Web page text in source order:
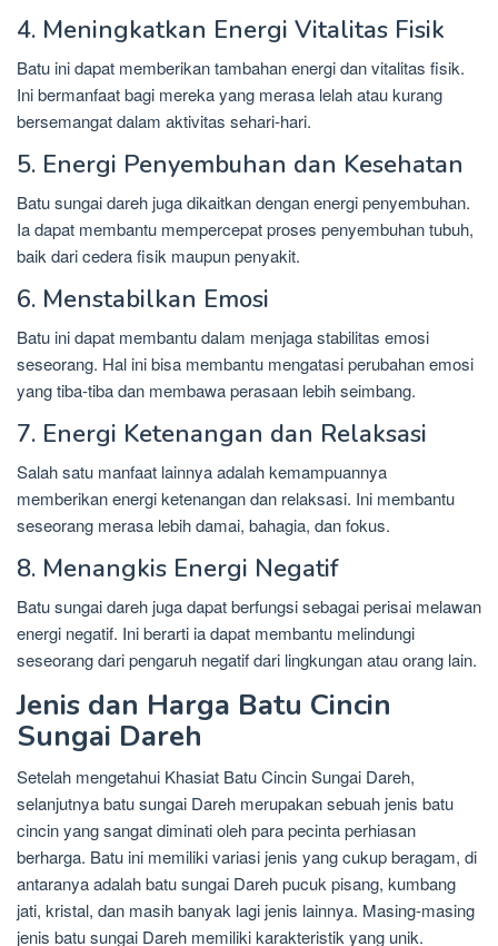
4. Meningkatkan Energi Vitalitas Fisik
Batu ini dapat memberikan tambahan energi dan vitalitas fisik.
Ini bermanfaat bagi mereka yang merasa lelah atau kurang
bersemangat dalam aktivitas sehari-hari.
5. Energi Penyembuhan dan Kesehatan
Batu sungai dareh juga dikaitkan dengan energi penyembuhan.
Ia dapat membantu mempercepat proses penyembuhan tubuh,
baik dari cedera fisik maupun penyakit.
6. Menstabilkan Emosi
Batu ini dapat membantu dalam menjaga stabilitas emosi
seseorang. Hal ini bisa membantu mengatasi perubahan emosi
yang tiba-tiba dan membawa perasaan lebih seimbang.
7. Energi Ketenangan dan Relaksasi
Salah satu manfaat lainnya adalah kemampuannya
memberikan energi ketenangan dan relaksasi. Ini membantu
seseorang merasa lebih damai, bahagia, dan fokus.
8. Menangkis Energi Negatif
Batu sungai dareh juga dapat berfungsi sebagai perisai melawan
energi negatif. Ini berarti ia dapat membantu melindungi
seseorang dari pengaruh negatif dari lingkungan atau orang lain.
Jenis dan Harga Batu Cincin
Sungai Dareh
Setelah mengetahui Khasiat Batu Cincin Sungai Dareh,
selanjutnya batu sungai Dareh merupakan sebuah jenis batu
cincin yang sangat diminati oleh para pecinta perhiasan
berharga. Batu ini memiliki variasi jenis yang cukup beragam, di
antaranya adalah batu sungai Dareh pucuk pisang, kumbang
jati, kristal, dan masih banyak lagi jenis lainnya. Masing-masing
jenis batu sungai Dareh memiliki karakteristik yang unik.